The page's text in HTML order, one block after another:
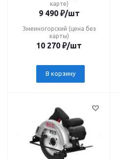
карте)
9 490₽/шт
Змеиногорский (цена без
карты)
10 270 ₽/шт
В корзину